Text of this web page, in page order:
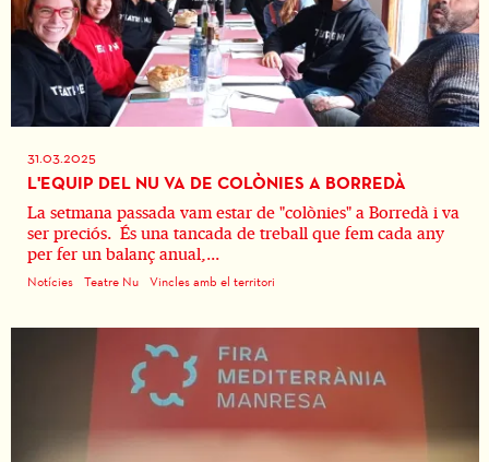
31.03.2025
L'EQUIP DEL NU VA DE COLÒNIES A BORREDÀ
La setmana passada vam estar de "colònies" a Borredà i va
ser preciós. És una tancada de treball que fem cada any
per fer un balanç anual,...
Notícies Teatre Nu Vincles amb el territori